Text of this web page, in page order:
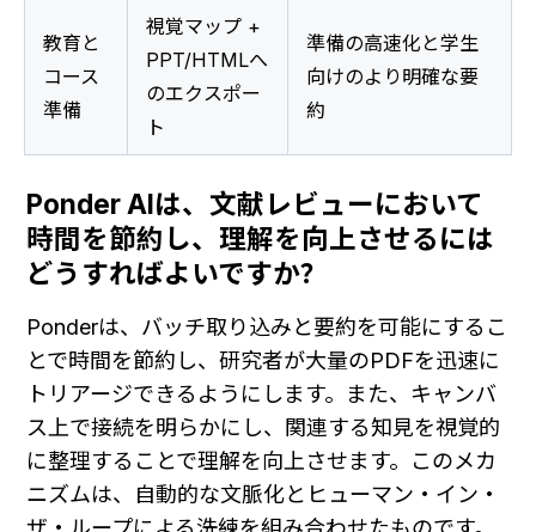
教育と
コース
準備
視覚マップ +
PPT/HTMLへ
のエクスポー
ト
準備の高速化と学生
向けのより明確な要
約
Ponder AIは、文献レビューにおいて
時間を節約し、理解を向上させるには
どうすればよいですか？
Ponderは、バッチ取り込みと要約を可能にするこ
とで時間を節約し、研究者が大量のPDFを迅速に
トリアージできるようにします。また、キャンバ
ス上で接続を明らかにし、関連する知見を視覚的
に整理することで理解を向上させます。このメカ
ニズムは、自動的な文脈化とヒューマン・イン・